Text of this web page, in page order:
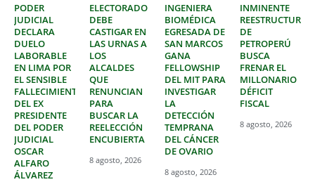
PODER
JUDICIAL
DECLARA
DUELO
LABORABLE
EN LIMA POR
EL SENSIBLE
FALLECIMIENTO
DEL EX
PRESIDENTE
DEL PODER
JUDICIAL
OSCAR
ALFARO
ÁLVAREZ
ELECTORADO
DEBE
CASTIGAR EN
LAS URNAS A
LOS
ALCALDES
QUE
RENUNCIAN
PARA
BUSCAR LA
REELECCIÓN
ENCUBIERTA
8 agosto, 2026
INGENIERA
BIOMÉDICA
EGRESADA DE
SAN MARCOS
GANA
FELLOWSHIP
DEL MIT PARA
INVESTIGAR
LA
DETECCIÓN
TEMPRANA
DEL CÁNCER
DE OVARIO
8 agosto, 2026
INMINENTE
DE
PETROPERÚ
BUSCA
FRENAR EL
MILLONARIO
DÉFICIT
FISCAL
8 agosto, 2026